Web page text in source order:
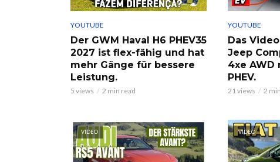
YOUTUBE
Der GWM Haval H6 PHEV35
2027 ist flex-fähig und hat
mehr Gänge für bessere
Leistung.
5 views 2 min read
YOUTUBE
Das
Jeep
4xe
PHEV.
21 views 2
VIDEO VIDEO